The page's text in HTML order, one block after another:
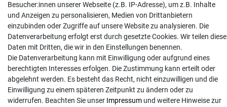
© Copyright 2026 | Alle Rechte vorbehalten. - Gartentechnik Hansen | Realisation
Besucher:innen unserer Webseite (z.B. IP-Adresse), um z.B. Inhalte
und Anzeigen zu personalisieren, Medien von Drittanbietern
einzubinden oder Zugriffe auf unsere Website zu analysieren. Die
Datenverarbeitung erfolgt erst durch gesetzte Cookies. Wir teilen diese
Daten mit Dritten, die wir in den Einstellungen benennen.
Die Datenverarbeitung kann mit Einwilligung oder aufgrund eines
berechtigten Interesses erfolgen. Die Zustimmung kann erteilt oder
abgelehnt werden. Es besteht das Recht, nicht einzuwilligen und die
Einwilligung zu einem späteren Zeitpunkt zu ändern oder zu
widerrufen. Beachten Sie unser Impressum und weitere Hinweise zur